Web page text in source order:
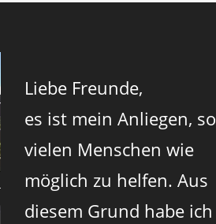
Liebe Freunde,
es ist mein Anliegen, so
vielen Menschen wie
möglich zu helfen. Aus
diesem Grund habe ich